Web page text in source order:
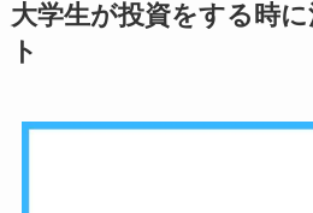
大学生が投資をする時
ト